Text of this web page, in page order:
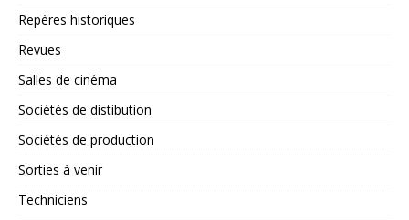
Repères historiques
Revues
Salles de cinéma
Sociétés de distibution
Sociétés de production
Sorties à venir
Techniciens